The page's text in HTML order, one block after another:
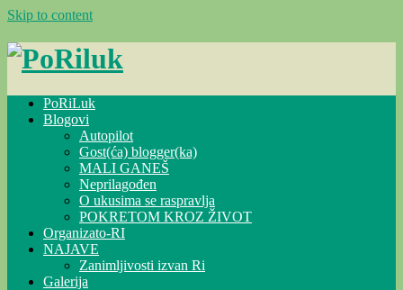
Skip to content
PoRiLuk
Blogovi
Autopilot
Gost(ća) blogger(ka)
MALI GANEŠ
Neprilagođen
O ukusima se raspravlja
POKRETOM KROZ ŽIVOT
Organizato-RI
NAJAVE
Zanimljivosti izvan Ri
Galerija